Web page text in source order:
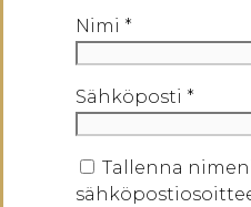
Nimi *
Sähköposti *
Tallenna